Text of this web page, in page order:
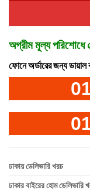
অগ্রীম মূল্য পরিশোধে
ফোনে অর্ডারের জন্য
ঢাকায় ডেলিভারি খরচ
ঢাকার বাইরের হোম